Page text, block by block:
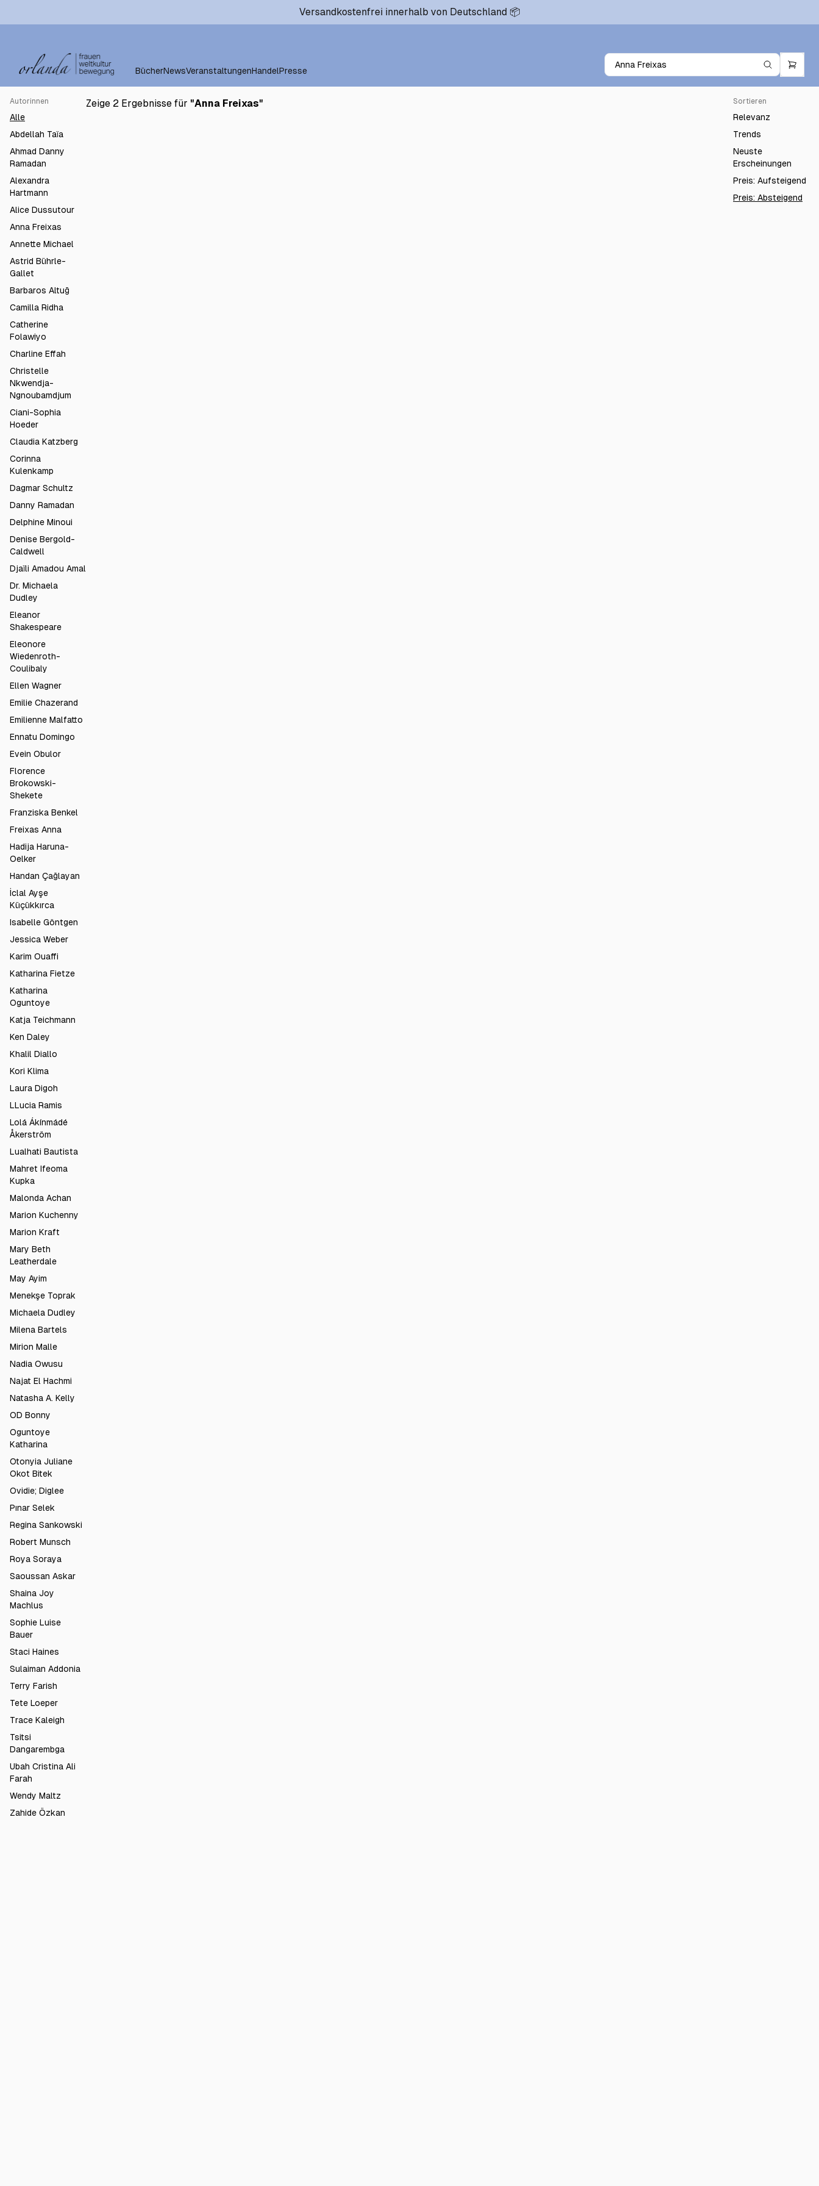
Versandkostenfrei innerhalb von Deutschland 📦
BücherNewsVeranstaltungenHandelPresse
Autorinnen
Alle
Abdellah Taïa
Ahmad Danny
Ramadan
Alexandra
Hartmann
Alice Dussutour
Anna Freixas
Annette Michael
Astrid Bührle-
Gallet
Barbaros Altuğ
Camilla Ridha
Catherine
Folawiyo
Charline Effah
Christelle
Nkwendja-
Ngnoubamdjum
Ciani-Sophia
Hoeder
Claudia Katzberg
Corinna
Kulenkamp
Dagmar Schultz
Danny Ramadan
Delphine Minoui
Denise Bergold-
Caldwell
Djaïli Amadou Amal
Dr. Michaela
Dudley
Eleanor
Shakespeare
Eleonore
Wiedenroth-
Coulibaly
Ellen Wagner
Emilie Chazerand
Emilienne Malfatto
Ennatu Domingo
Evein Obulor
Florence
Brokowski-
Shekete
Franziska Benkel
Freixas Anna
Hadija Haruna-
Oelker
Handan Çağlayan
İclal Ayşe
Küçükkırca
Isabelle Göntgen
Jessica Weber
Karim Ouaffi
Katharina Fietze
Katharina
Oguntoye
Katja Teichmann
Ken Daley
Khalil Diallo
Kori Klima
Laura Digoh
LLucia Ramis
Lolá Ákínmádé
Åkerström
Lualhati Bautista
Mahret Ifeoma
Kupka
Malonda Achan
Marion Kuchenny
Marion Kraft
Mary Beth
Leatherdale
May Ayim
Menekşe Toprak
Michaela Dudley
Milena Bartels
Mirion Malle
Nadia Owusu
Najat El Hachmi
Natasha A. Kelly
OD Bonny
Oguntoye
Katharina
Otonyia Juliane
Okot Bitek
Ovidie; Diglee
Pınar Selek
Regina Sankowski
Robert Munsch
Roya Soraya
Saoussan Askar
Shaina Joy
Machlus
Sophie Luise
Bauer
Staci Haines
Sulaiman Addonia
Terry Farish
Tete Loeper
Trace Kaleigh
Tsitsi
Dangarembga
Ubah Cristina Ali
Farah
Wendy Maltz
Zahide Özkan
Zeige 2 Ergebnisse für "Anna Freixas" Sortieren
Relevanz
Trends
Neuste
Erscheinungen
Preis: Aufsteigend
Preis: Absteigend